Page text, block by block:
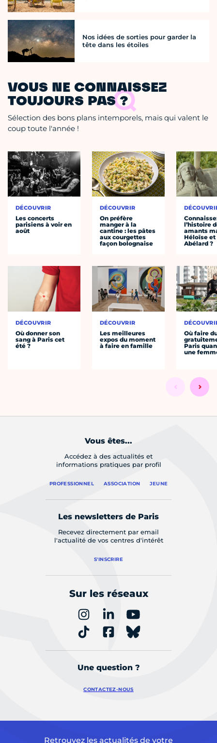
Nos idées de sorties pour garder la
tête dans les étoiles
VOUS NE CONNAISSEZ
TOUJOURS PAS ?
Sélection des bons plans intemporels, mais qui valent le
coup toute l'année !
DÉCOUVRIR
Les concerts
parisiens à voir en
août
DÉCOUVRIR
Où donner son
sang à Paris cet
été ?
DÉCOUVRIR
On préfère
manger à la
cantine : les pâtes
aux courgettes
façon bolognaise
DÉCOUVRIR
Les meilleures
expos du moment
à faire en famille
l’histoire
amants
Héloïse et
Abélard ?
Où faire
Paris
une
Vous êtes...
Accédez à des actualités et
informations pratiques par profil
PROFESSIONNEL ASSOCIATION JEUNE
Les newsletters de Paris
Recevez directement par email
l'actualité de vos centres d'intérêt
S'INSCRIRE
Sur les réseaux
Une question ?
CONTACTEZ-NOUS
Retrouvez les actualités de votre